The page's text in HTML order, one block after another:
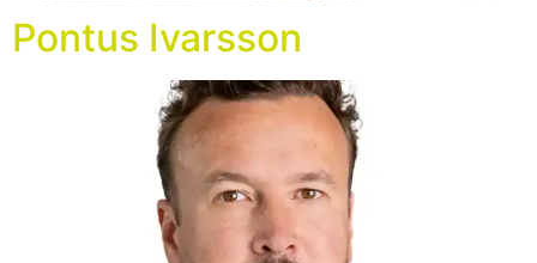
Pontus Ivarsson